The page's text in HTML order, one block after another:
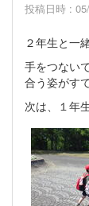
投稿日時 :
２年生と一
手をつない
合う姿がす
次は、１年